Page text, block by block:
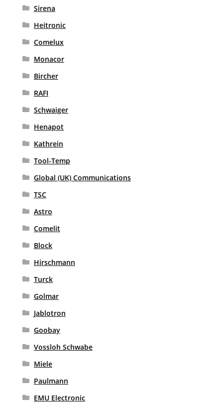
Sirena
Heitronic
Comelux
Monacor
Bircher
RAFI
Schwaiger
Henapot
Kathrein
Tool-Temp
Global (UK) Communications
TSC
Astro
Comelit
Block
Hirschmann
Turck
Golmar
Jablotron
Goobay
Vossloh Schwabe
Miele
Paulmann
EMU Electronic